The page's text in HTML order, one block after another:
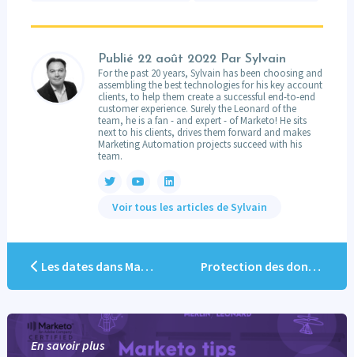
Publié 22 août 2022Par Sylvain
For the past 20 years, Sylvain has been choosing and
assembling the best technologies for his key account
clients, to help them create a successful end-to-end
customer experience. Surely the Leonard of the
team, he is a fan - and expert - of Marketo! He sits
next to his clients, drives them forward and makes
Marketing Automation projects succeed with his
team.
Voir tous les articles de Sylvain
Les dates dans Marketo Protection des données sensibles
En savoir plus